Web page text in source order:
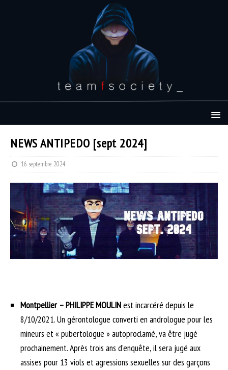
NEWS ANTIPEDO [sept 2024]
16 septembre 2024
Montpellier – PHILIPPE MOULINest incarcéré depuis le
8/10/2021. Un gérontologue converti en andrologue pour les
mineurs et « pubertologue » autoproclamé, va être jugé
prochainement. Après trois ans d’enquête, il sera jugé aux
assises pour 13 viols et agressions sexuelles sur des garçons